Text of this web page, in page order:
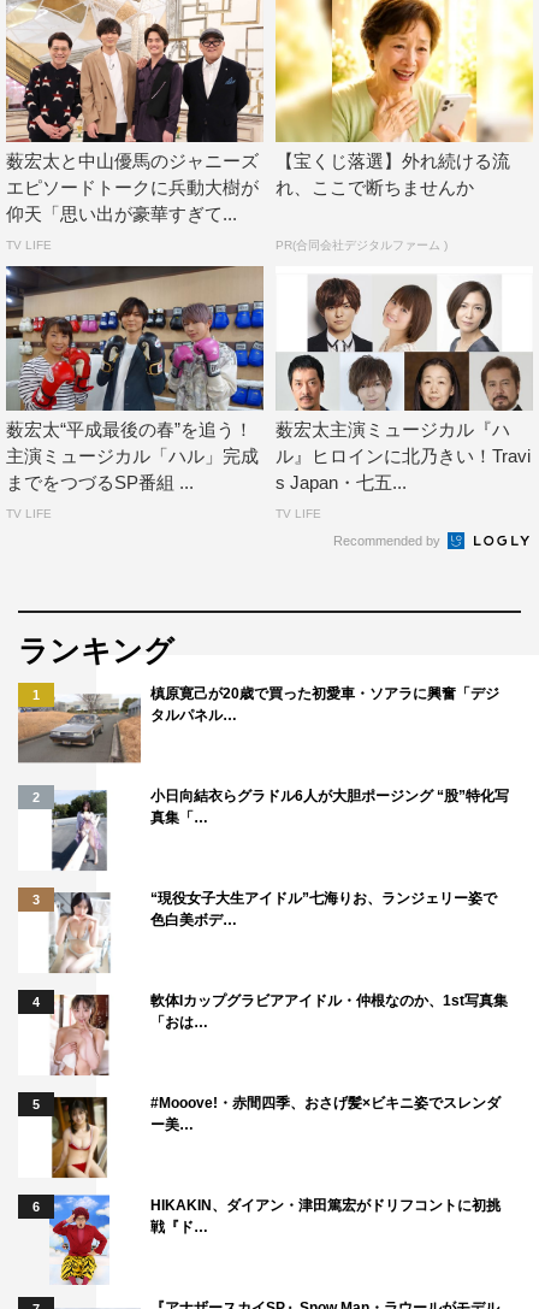
きたいと思います！」と先輩としての顔をのぞかせた。
会見の最後には、この日が20代最後となる薮のバースデ
ーを祝うバースデーケーキがサプライズで登場。記者やス
タッフからバースデーソングの合唱で祝われると、いつも
の柔和な表情をさらに崩して満面の笑み。ボクシングのリ
ングをモチーフに、薮の写真入りプレートやチョコレート
すごい！！全部食べられるんですか？ほんとにすごい！」
と感激しきりの薮は、「29歳最初の『ハル』を成功させ
て、30代に向かってどんどん突き進んでいけたら」と気持
ちを新たに前を向いていた。
ミュージカル『ハル』
作：高橋亜子
演出：栗山民也
作曲・音楽監督：甲斐正人
公式サイト：https://www.ktv.jp/event/haru/
公式ツイッター：@musicalharu2019
企画・製作：関西テレビ放送＜関西テレビ放送開局60周年
記念公演＞
チケット一斉発売日：2月16日（土）AM10：00
薮宏太
薮宏太と中山優馬のジャニーズ
エピソードトークに兵動大樹が
仰天「思い出が豪華すぎて...
TV LIFE
【宝くじ落選】外れ続ける流
れ、ここで断ちませんか
PR(合同会社デジタルファーム )
薮宏太“平成最後の春”を追う！
主演ミュージカル「ハル」完成
までをつづるSP番組 ...
TV LIFE
薮宏太主演ミュージカル『ハ
ル』ヒロインに北乃きい！Travi
s Japan・七五...
TV LIFE
Recommended by
ランキング
1
槙原寛己が20歳で買った初愛車・ソアラに興奮「デジ
タルパネル…
2
小日向結衣らグラドル6人が大胆ポージング “股”特化写
真集「…
3
“現役女子大生アイドル”七海りお、ランジェリー姿で
色白美ボデ…
4
軟体Iカップグラビアアイドル・仲根なのか、1st写真集
「おは…
5
#Mooove!・赤間四季、おさげ髪×ビキニ姿でスレンダ
ー美…
6
HIKAKIN、ダイアン・津田篤宏がドリフコントに初挑
戦『ド…